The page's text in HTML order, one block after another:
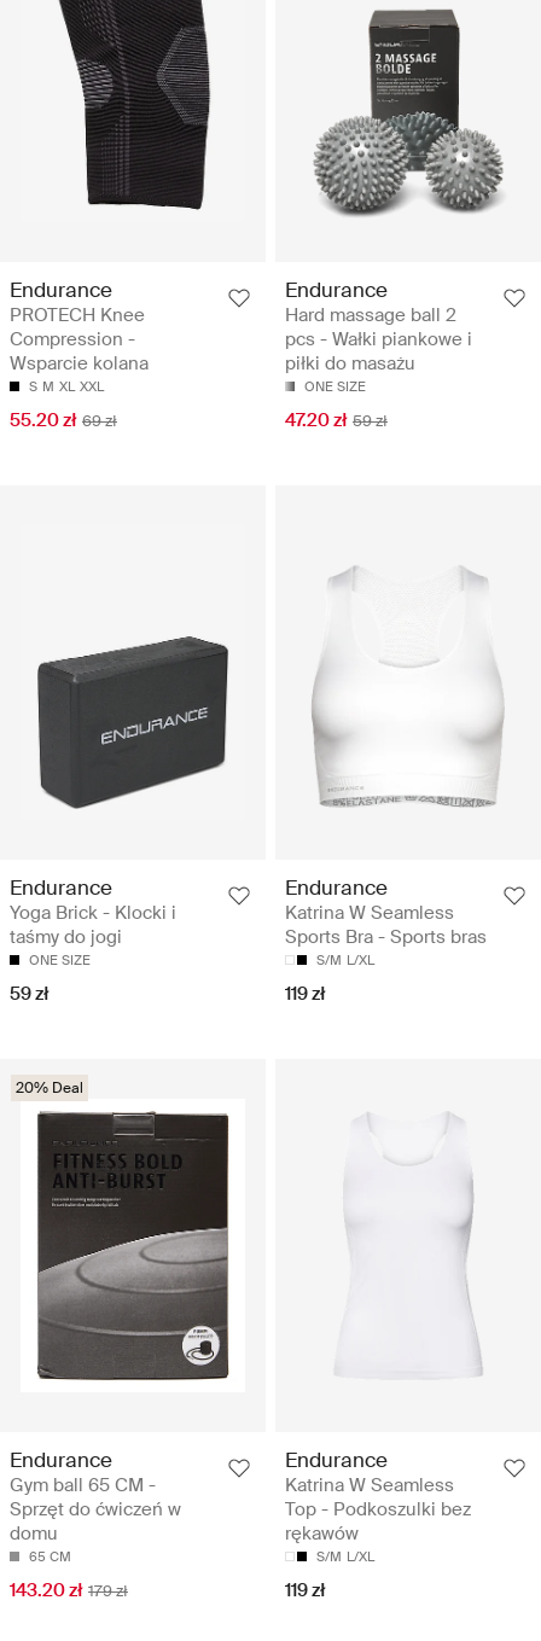
Endurance
PROTECH Knee
Compression -
Wsparcie kolana
S M XL XXL
55.20 zł 69 zł
Endurance
Hard massage ball 2
pcs - Wałki piankowe i
piłki do masażu
ONE SIZE
47.20 zł 59 zł
Endurance
Yoga Brick - Klocki i
taśmy do jogi
ONE SIZE
59 zł
Endurance
Katrina W Seamless
Sports Bra - Sports bras
S/M L/XL
119 zł
20% Deal
Endurance
Gym ball 65 CM -
Sprzęt do ćwiczeń w
domu
65 CM
143.20 zł 179 zł
Endurance
Katrina W Seamless
Top - Podkoszulki bez
rękawów
S/M L/XL
119 zł